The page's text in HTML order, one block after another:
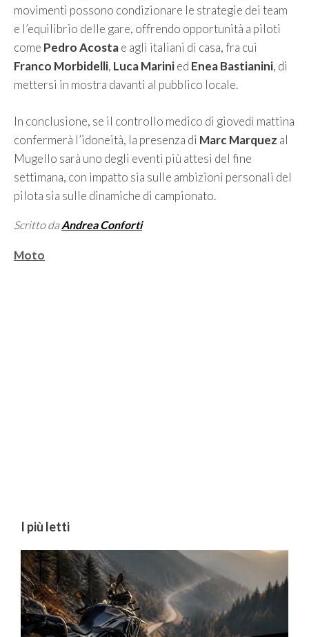
movimenti possono condizionare le strategie dei team
e l’equilibrio delle gare, offrendo opportunità a piloti
come Pedro Acostae agli italiani di casa, fra cui
Franco Morbidelli, Luca Marinied Enea Bastianini, di
mettersi in mostra davanti al pubblico locale.
In conclusione, se il controllo medico di giovedì mattina
confermerà l’idoneità, la presenza di Marc Marquez al
Mugello sarà uno degli eventi più attesi del fine
settimana, con impatto sia sulle ambizioni personali del
pilota sia sulle dinamiche di campionato.
Scritto da Andrea Conforti
Categorie
Moto
I più letti